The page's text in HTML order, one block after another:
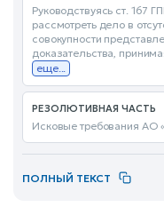
Руководствуясь ст. 167
рассмотреть дело в
совокупности
доказательства,
еще...
РЕЗОЛЮТИВНАЯ ЧАСТЬ
Исковые требования АО
ПОЛНЫЙ ТЕКСТ